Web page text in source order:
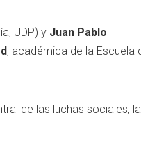
UDP) y Juan Pablo
, académica de la Escuela
de las luchas sociales,